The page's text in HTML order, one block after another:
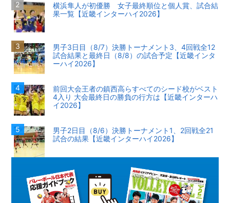
横浜隼人が初優勝 女子最終順位と個人賞、試合結
果一覧【近畿インターハイ2026】
男子3日目（8/7）決勝トーナメント3、4回戦全12
試合結果と最終日（8/8）の試合予定【近畿インタ
ーハイ2026】
前回大会王者の鎮西高らすべてのシード校がベスト
4入り 大会最終日の勝負の行方は【近畿インターハ
イ2026】
男子2日目（8/6）決勝トーナメント1、2回戦全21
試合の結果【近畿インターハイ2026】